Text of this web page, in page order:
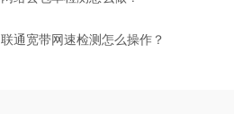
联通宽带网速检测怎么操作？